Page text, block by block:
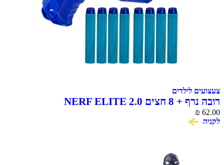
צעצועים לילדים
רובה נרף + 8 חצים NERF ELITE 2.0
₪ 62.00
לקניה